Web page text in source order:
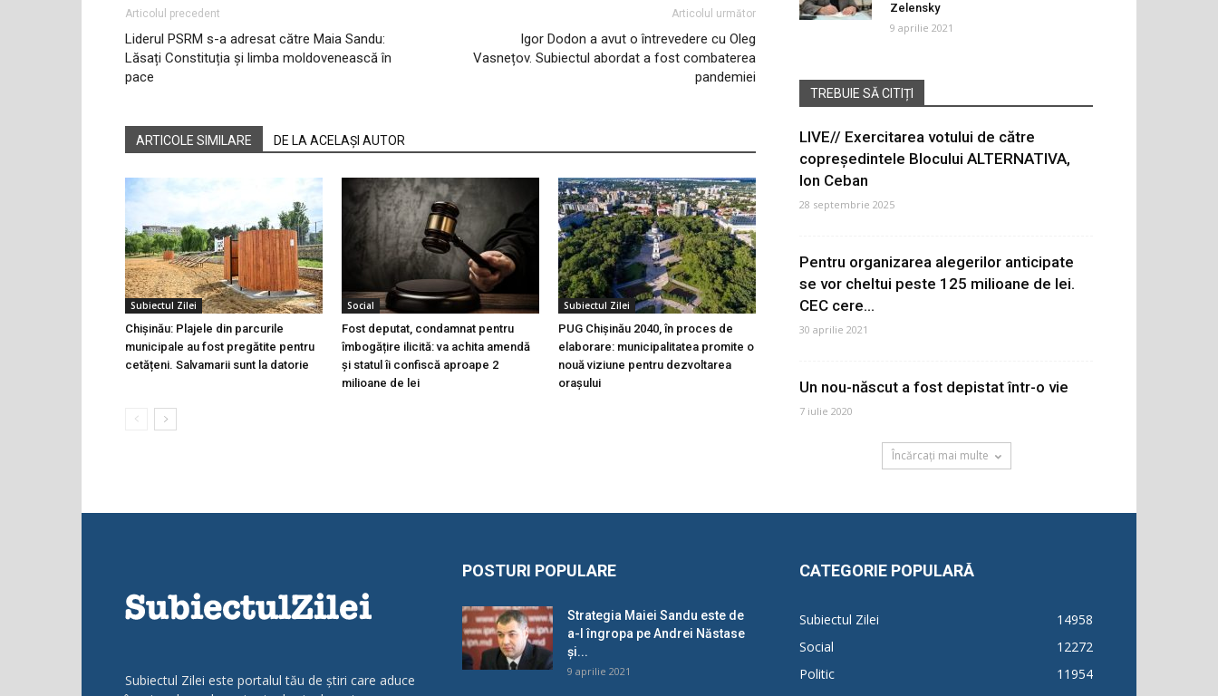
Articolul precedent
Liderul PSRM s-a adresat către Maia Sandu:
Lăsați Constituția și limba moldovenească în
pace
Articolul următor
Igor Dodon a avut o întrevedere cu Oleg
Vasnețov. Subiectul abordat a fost combaterea
pandemiei
ARTICOLE SIMILARE DE LA ACELAȘI AUTOR
Subiectul Zilei
Chișinău: Plajele din parcurile
municipale au fost pregătite pentru
cetățeni. Salvamarii sunt la datorie
Social
Fost deputat, condamnat pentru
îmbogățire ilicită: va achita amendă
și statul îi confiscă aproape 2
milioane de lei
Subiectul Zilei
PUG Chișinău 2040, în proces de
elaborare: municipalitatea promite o
nouă viziune pentru dezvoltarea
orașului
Zelensky
9 aprilie 2021
TREBUIE SĂ CITIȚI
LIVE// Exercitarea votului de către
copreședintele Blocului ALTERNATIVA,
Ion Ceban
28 septembrie 2025
Pentru organizarea alegerilor anticipate
se vor cheltui peste 125 milioane de lei.
CEC cere...
30 aprilie 2021
Un nou-născut a fost depistat într-o vie
7 iulie 2020
Încărcați mai multe
Subiectul Zilei este portalul tău de știri care aduce
POSTURI POPULARE
Strategia Maiei Sandu este de
a-l îngropa pe Andrei Năstase
și...
9 aprilie 2021
CATEGORIE POPULARĂ
Subiectul Zilei
14958
Social
12272
Politic
11954